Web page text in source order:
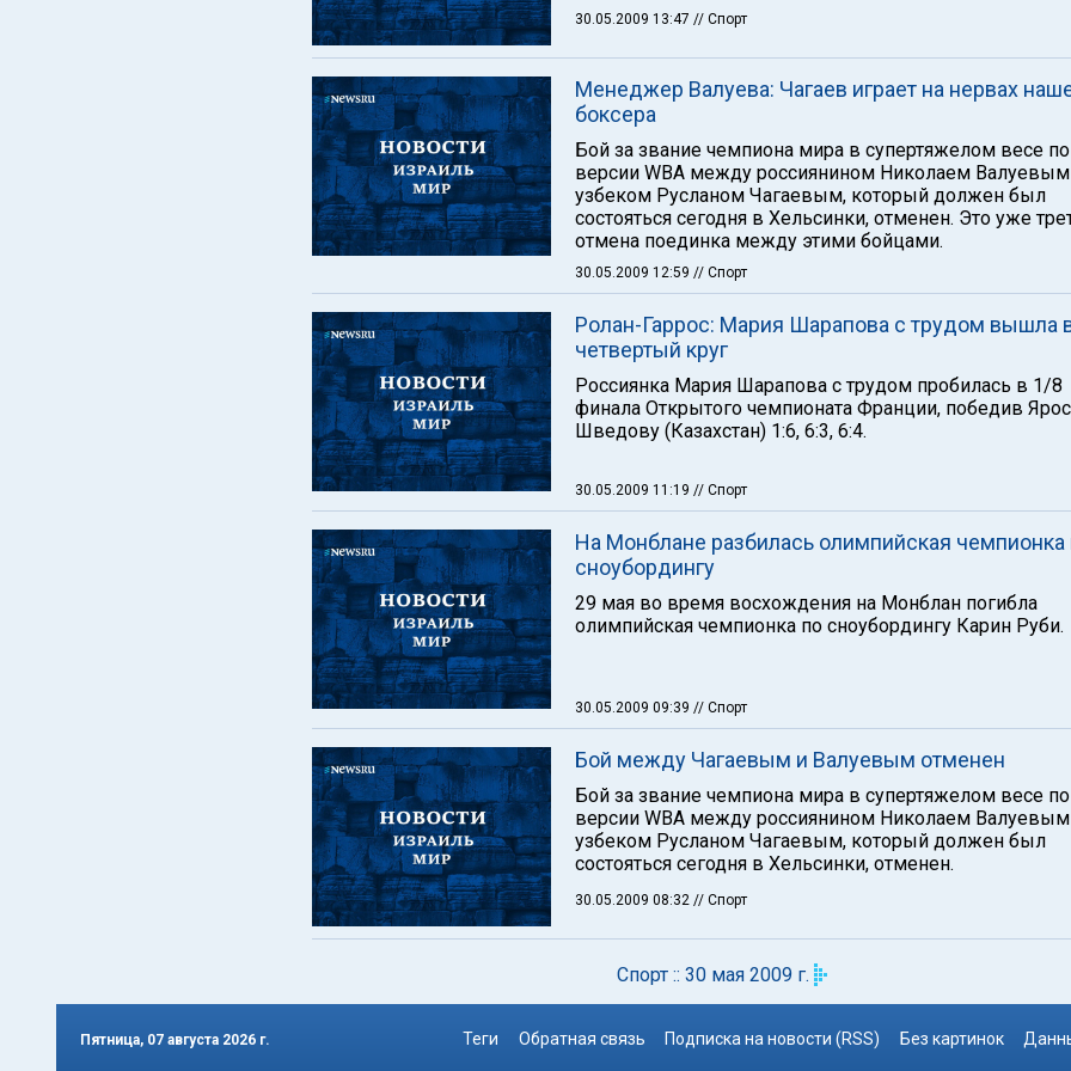
30.05.2009 13:47 // Спорт
Менеджер Валуева: Чагаев играет на нервах
боксера
Бой за звание чемпиона мира в супертяжелом весе по
версии WBA между россиянином Николаем
узбеком Русланом Чагаевым, который должен был
состояться сегодня в Хельсинки, отменен. Это уже
отмена поединка между этими бойцами.
30.05.2009 12:59 // Спорт
Ролан-Гаррос: Мария Шарапова с трудом вышла
четвертый круг
Россиянка Мария Шарапова с трудом пробилась в 1/8
финала Открытого чемпионата Франции, победив
Шведову (Казахстан) 1:6, 6:3, 6:4.
30.05.2009 11:19 // Спорт
На Монблане разбилась олимпийская чемпионка
сноубордингу
29 мая во время восхождения на Монблан погибла
олимпийская чемпионка по сноубордингу Карин Руби.
30.05.2009 09:39 // Спорт
Бой между Чагаевым и Валуевым отменен
Бой за звание чемпиона мира в супертяжелом весе по
версии WBA между россиянином Николаем
узбеком Русланом Чагаевым, который должен был
состояться сегодня в Хельсинки, отменен.
30.05.2009 08:32 // Спорт
Спорт :: 30 мая 2009 г.
Пятница, 07 августа 2026 г. Теги Обратная связь Подписка на новости (RSS) Без картинок